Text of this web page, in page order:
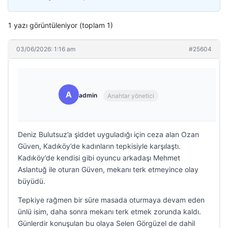
1 yazı görüntüleniyor (toplam 1)
03/06/2026: 1:16 am #25604
A admin Anahtar yönetici
Deniz Bulutsuz’a şiddet uyguladığı için ceza alan Ozan
Güven, Kadıköy’de kadınların tepkisiyle karşılaştı.
Kadıköy’de kendisi gibi oyuncu arkadaşı Mehmet
Aslantuğ ile oturan Güven, mekanı terk etmeyince olay
büyüdü.
Tepkiye rağmen bir süre masada oturmaya devam eden
ünlü isim, daha sonra mekanı terk etmek zorunda kaldı.
Günlerdir konuşulan bu olaya Selen Görgüzel de dahil